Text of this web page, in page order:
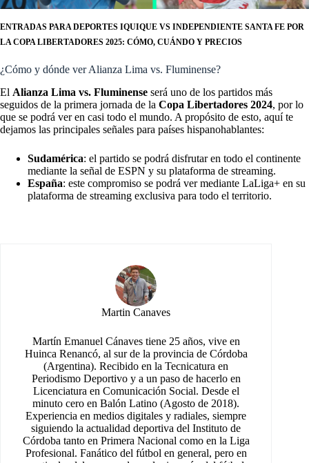
ENTRADAS PARA DEPORTES IQUIQUE VS INDEPENDIENTE SANTA FE POR
LA COPA LIBERTADORES 2025: CÓMO, CUÁNDO Y PRECIOS
¿Cómo y dónde ver Alianza Lima vs. Fluminense?
El Alianza Lima vs. Fluminense será uno de los partidos más
seguidos de la primera jornada de la Copa Libertadores 2024, por lo
que se podrá ver en casi todo el mundo. A propósito de esto, aquí te
dejamos las principales señales para países hispanohablantes:
Sudamérica: el partido se podrá disfrutar en todo el continente
mediante la señal de ESPN y su plataforma de streaming.
España: este compromiso se podrá ver mediante LaLiga+ en su
plataforma de streaming exclusiva para todo el territorio.
Martin Canaves
Martín Emanuel Cánaves tiene 25 años, vive en
Huinca Renancó, al sur de la provincia de Córdoba
(Argentina). Recibido en la Tecnicatura en
Periodismo Deportivo y a un paso de hacerlo en
Licenciatura en Comunicación Social. Desde el
minuto cero en Balón Latino (Agosto de 2018).
Experiencia en medios digitales y radiales, siempre
siguiendo la actualidad deportiva del Instituto de
Córdoba tanto en Primera Nacional como en la Liga
Profesional. Fanático del fútbol en general, pero en